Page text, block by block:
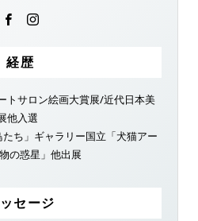
経歴
トサロン絵画大賞展/近代日本美
他入選
ち」ギャラリー国立「犬猫アー
の惑星」他出展
セージ